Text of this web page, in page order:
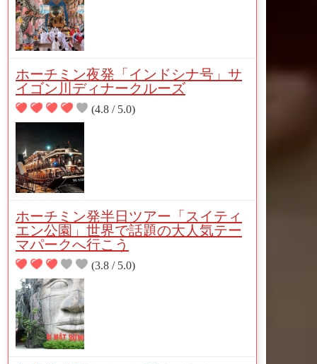
ホーチミン夜発「インドシナ号」サ
イゴン川ディナークルーズ
(4.8 / 5.0)
ホーチミン発半日ツアー「スイティ
エン公園」世界で話題の大人気テー
マパークへ行こう
(3.8 / 5.0)